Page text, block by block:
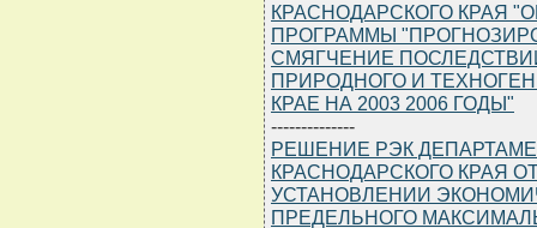
КРАСНОДАРСКОГО КРАЯ
ПРОГРАММЫ
СМЯГЧЕНИЕ
ПРИРОДНОГО И
КРАЕ НА 2003 2006 ГОДЫ"
--------------
РЕШЕНИЕ РЭК
КРАСНОДАРСКОГО КРАЯ ОТ
УСТАНОВЛЕНИИ
ПРЕДЕЛЬНОГО